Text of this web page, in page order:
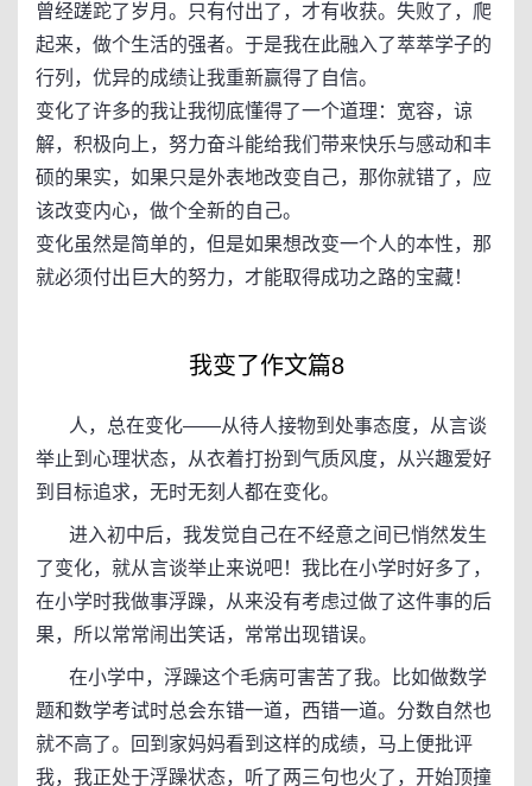
曾经蹉跎了岁月。只有付出了，才有收获。失败了，爬
起来，做个生活的强者。于是我在此融入了萃萃学子的
行列，优异的成绩让我重新赢得了自信。
变化了许多的我让我彻底懂得了一个道理：宽容，谅
解，积极向上，努力奋斗能给我们带来快乐与感动和丰
硕的果实，如果只是外表地改变自己，那你就错了，应
该改变内心，做个全新的自己。
变化虽然是简单的，但是如果想改变一个人的本性，那
就必须付出巨大的努力，才能取得成功之路的宝藏！
我变了作文篇8
人，总在变化——从待人接物到处事态度，从言谈
举止到心理状态，从衣着打扮到气质风度，从兴趣爱好
到目标追求，无时无刻人都在变化。
进入初中后，我发觉自己在不经意之间已悄然发生
了变化，就从言谈举止来说吧！我比在小学时好多了，
在小学时我做事浮躁，从来没有考虑过做了这件事的后
果，所以常常闹出笑话，常常出现错误。
在小学中，浮躁这个毛病可害苦了我。比如做数学
题和数学考试时总会东错一道，西错一道。分数自然也
就不高了。回到家妈妈看到这样的成绩，马上便批评
我，我正处于浮躁状态，听了两三句也火了，开始顶撞